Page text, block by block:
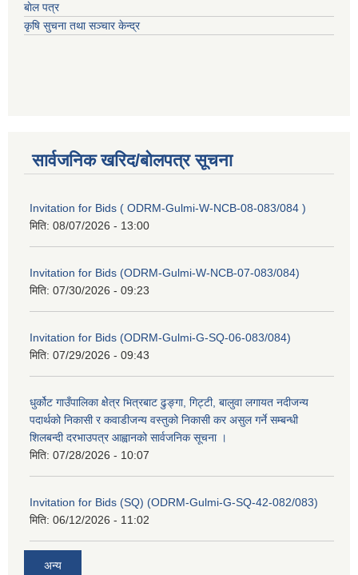
बाेल पत्र
कृषि सुचना तथा सञ्चार केन्द्र
सार्वजनिक खरिद/बोलपत्र सूचना
Invitation for Bids ( ODRM-Gulmi-W-NCB-08-083/084 )
मिति: 08/07/2026 - 13:00
Invitation for Bids (ODRM-Gulmi-W-NCB-07-083/084)
मिति: 07/30/2026 - 09:23
Invitation for Bids (ODRM-Gulmi-G-SQ-06-083/084)
मिति: 07/29/2026 - 09:43
धुर्कोट गाउँपालिका क्षेेत्र भित्रबाट ढुङ्गा, गिट्टी, बालुवा लगायत नदीजन्य
पदार्थको निकासी र कवाडीजन्य वस्तुको निकासी कर असुल गर्ने सम्बन्धी
शिलबन्दी दरभाउपत्र आह्वानको सार्वजनिक सूचना ।
मिति: 07/28/2026 - 10:07
Invitation for Bids (SQ) (ODRM-Gulmi-G-SQ-42-082/083)
मिति: 06/12/2026 - 11:02
अन्य